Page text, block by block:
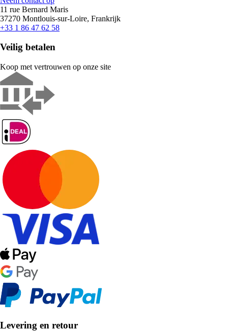
11 rue Bernard Maris
37270 Montlouis-sur-Loire, Frankrijk
+33 1 86 47 62 58
Veilig betalen
Koop met vertrouwen op onze site
Levering en retour